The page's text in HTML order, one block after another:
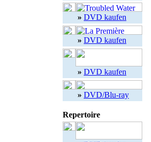
» DVD kaufen
» DVD kaufen
» DVD kaufen
» DVD/Blu-ray
Repertoire